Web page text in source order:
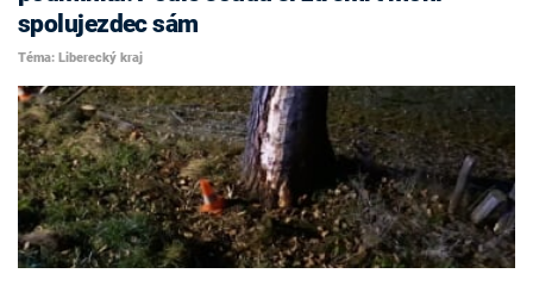
spolujezdec sám
Téma: Liberecký kraj